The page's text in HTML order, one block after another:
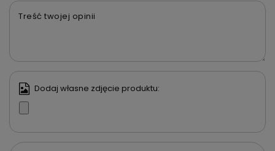
Treść twojej opinii
Dodaj własne zdjęcie produktu: